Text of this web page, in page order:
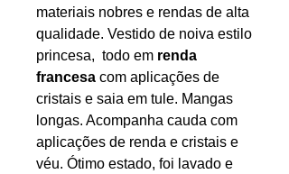
materiais nobres e rendas de alta
qualidade. Vestido de noiva estilo
princesa, todo em renda
francesa com aplicações de
cristais e saia em tule. Mangas
longas. Acompanha cauda com
aplicações de renda e cristais e
véu. Ótimo estado, foi lavado e